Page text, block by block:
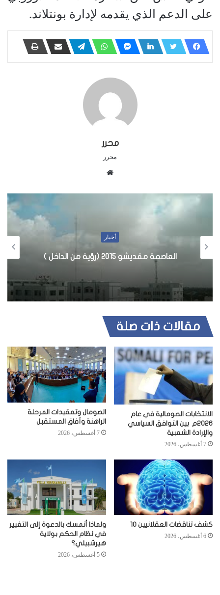
على الدعم الذي يقدمه لإدارة بونتلاند.
محرر
محرر
ل
و
ي
أخبار
العاصمة مقديشو 2015 (رؤية من الداخل )
مقالات ذات صلة
الانتخابات الصومالية في عام
2026م بين التوافق السياسي
والإرادة الشعبية
7 أغسطس، 2026
الصومال وتعقيدات المرحلة
الراهنة وآفاق المستقبل
7 أغسطس، 2026
كشف تناقضات العقلانيين 10
6 أغسطس، 2026
ولماذا أتمسك بالدعوة إلى التغيير
في نظام الحكم بولاية
هيرشبيلي؟
5 أغسطس، 2026